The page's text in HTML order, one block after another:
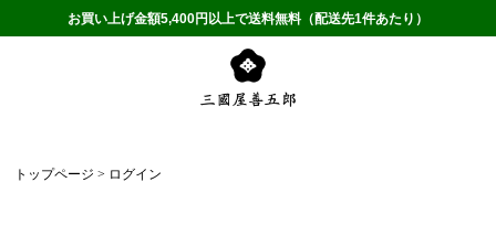
お買い上げ金額5,400円以上で送料無料（配送先1件あたり）
トップページ ログイン